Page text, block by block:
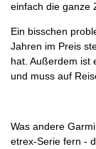
einfach die ganze
Ein bisschen
Jahren im Preis
hat. Außerdem ist
und muss auf
Was andere
etrex-Serie fern -